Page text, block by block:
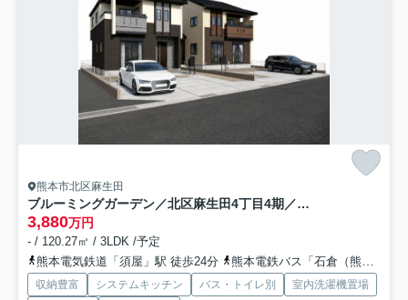
熊本市北区麻生田
ブルーミングガーデン／北区麻生田4丁目4期／1号棟
3,880万円
- / 120.27㎡ / 3LDK /予定
熊本電気鉄道「須屋」駅 徒歩24分
熊本電鉄バス「石倉（熊本県）」バス停下車 徒歩6分
収納豊富 システムキッチン バス・トイレ別
室内洗濯機置場